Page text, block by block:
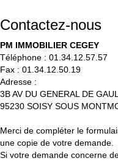
Contactez-nous
PM IMMOBILIER CEGEY
Téléphone : 01.34.12.57.57
Fax : 01.34.12.50.19
Adresse :
3B AV DU GENERAL DE
95230 SOISY SOUS
Merci de compléter le
une copie de votre demande.
Si votre demande concerne